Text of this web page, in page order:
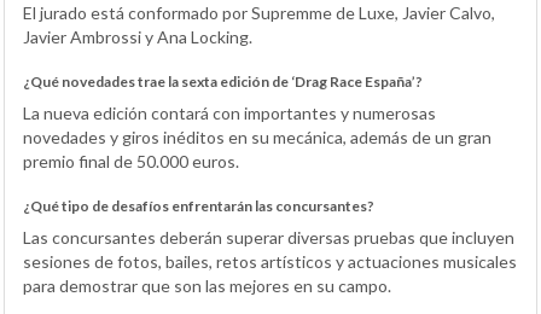
El jurado está conformado por Supremme de Luxe, Javier Calvo,
Javier Ambrossi y Ana Locking.
¿Qué novedades trae la sexta edición de ‘Drag Race España’?
La nueva edición contará con importantes y numerosas
novedades y giros inéditos en su mecánica, además de un gran
premio final de 50.000 euros.
¿Qué tipo de desafíos enfrentarán las concursantes?
Las concursantes deberán superar diversas pruebas que incluyen
sesiones de fotos, bailes, retos artísticos y actuaciones musicales
para demostrar que son las mejores en su campo.